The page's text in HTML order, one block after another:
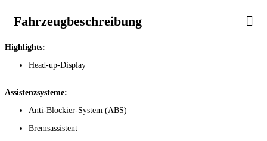
Fahrzeugbeschreibung
Highlights:
Head-up-Display
Assistenzsysteme:
Anti-Blockier-System (ABS)
Bremsassistent